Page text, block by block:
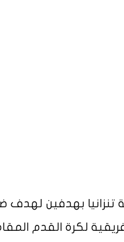
تنزانيا بهدفين
لكرة القدم